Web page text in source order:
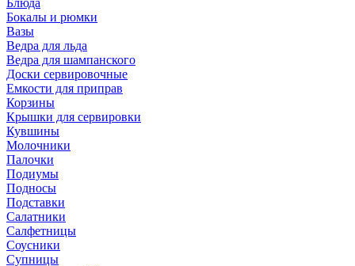
Блюда
Бокалы и рюмки
Вазы
Ведра для льда
Ведра для шампанского
Доски сервировочные
Емкости для приправ
Корзины
Крышки для сервировки
Кувшины
Молочники
Палочки
Подиумы
Подносы
Подставки
Салатники
Салфетницы
Соусники
Супницы